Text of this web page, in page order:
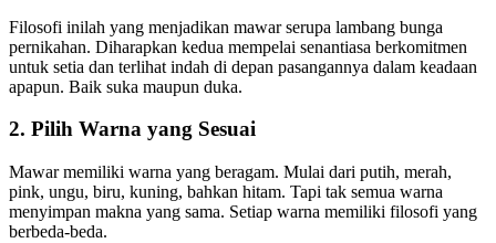
Filosofi inilah yang menjadikan mawar serupa lambang bunga
pernikahan. Diharapkan kedua mempelai senantiasa berkomitmen
untuk setia dan terlihat indah di depan pasangannya dalam keadaan
apapun. Baik suka maupun duka.
2. Pilih Warna yang Sesuai
Mawar memiliki warna yang beragam. Mulai dari putih, merah,
pink, ungu, biru, kuning, bahkan hitam. Tapi tak semua warna
menyimpan makna yang sama. Setiap warna memiliki filosofi yang
berbeda-beda.